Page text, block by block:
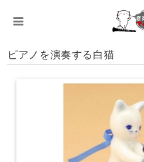
ピアノを演奏する白猫